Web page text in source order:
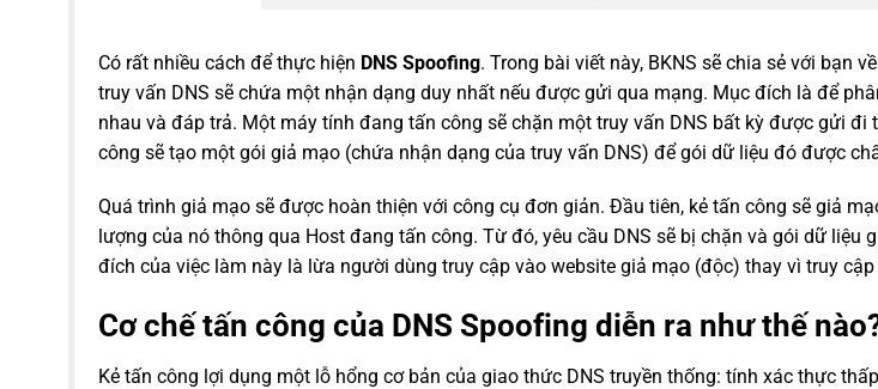
Có rất nhiều cách để thực hiện DNS Spoofing. Trong bài viết này, BKNS sẽ chia sẻ với bạn
truy vấn DNS sẽ chứa một nhận dạng duy nhất nếu được gửi qua mạng. Mục đích là để
nhau và đáp trả. Một máy tính đang tấn công sẽ chặn một truy vấn DNS bất kỳ được gửi đi
công sẽ tạo một gói giả mạo (chứa nhận dạng của truy vấn DNS) để gói dữ liệu đó được
Quá trình giả mạo sẽ được hoàn thiện với công cụ đơn giản. Đầu tiên, kẻ tấn công sẽ giả
lượng của nó thông qua Host đang tấn công. Từ đó, yêu cầu DNS sẽ bị chặn và gói dữ liệu
đích của việc làm này là lừa người dùng truy cập vào website giả mạo (độc) thay vì truy
Cơ chế tấn công của DNS Spoofing diễn ra như thế
Kẻ tấn công lợi dụng một lỗ hổng cơ bản của giao thức DNS truyền thống: tính xác thực